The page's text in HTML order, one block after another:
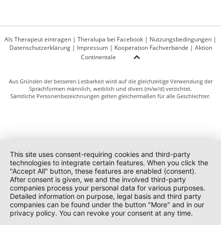
Als Therapeut eintragen | Theralupa bei Facebook | Nutzungsbedingungen |
Datenschutzerklärung| Impressum| Kooperation Fachverbände | Aktion
Continentale
Aus Gründen der besseren Lesbarkeit wird auf die gleichzeitige Verwendung der
Sprachformen männlich, weiblich und divers (m/w/d) verzichtet.
Sämtliche Personenbezeichnungen gelten gleichermaßen für alle Geschlechter.
This site uses consent-requiring cookies and third-party
technologies to integrate certain features. When you click the
"Accept All" button, these features are enabled (consent).
After consent is given, we and the involved third-party
companies process your personal data for various purposes.
Detailed information on purpose, legal basis and third party
companies can be found under the button "More" and in our
privacy policy. You can revoke your consent at any time.